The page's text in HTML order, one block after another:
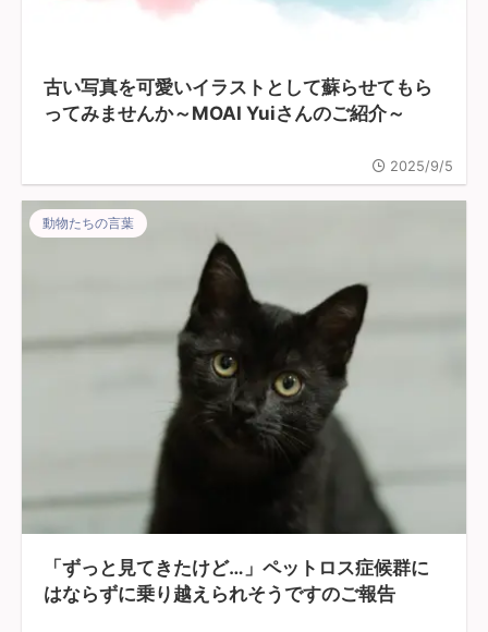
古い写真を可愛いイラストとして蘇らせてもら
ってみませんか～MOAI Yuiさんのご紹介～
2025/9/5
動物たちの言葉
「ずっと見てきたけど…」ペットロス症候群に
はならずに乗り越えられそうですのご報告